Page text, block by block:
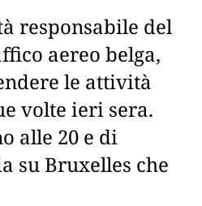
responsabile del
aereo belga,
le attività
volte ieri sera.
alle 20 e di
su Bruxelles che